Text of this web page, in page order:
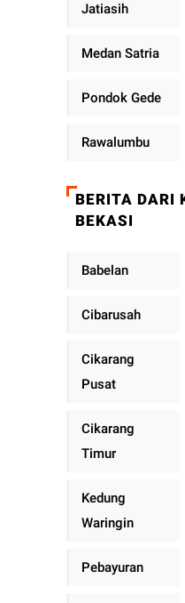
Jatiasih
Medan Satria
Pondok Gede
Rawalumbu
BERITA DARI
BEKASI
Babelan
Cibarusah
Cikarang
Pusat
Cikarang
Timur
Kedung
Waringin
Pebayuran